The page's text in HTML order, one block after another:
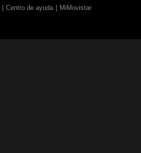
Centro de ayuda MiMovistar